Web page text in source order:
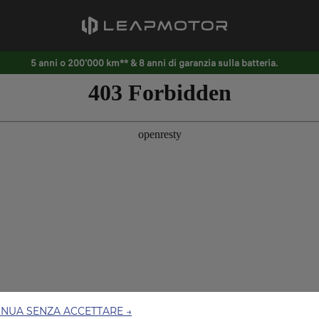
5 anni o 200'000 km** & 8 anni di garanzia sulla batteria.
SENZA ACCETTARE →